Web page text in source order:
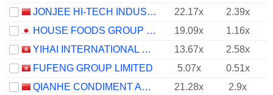
JONJEE HI-TECH INDUSTRIAL AND COMMERCIAL HOLDING CO.,LTD
22.17x
2.39x
HOUSE FOODS GROUP INC.
19.09x
1.16x
YIHAI INTERNATIONAL HOLDING LTD.
13.67x
2.58x
FUFENG GROUP LIMITED
5.07x
0.51x
QIANHE CONDIMENT AND FOOD CO., LTD.
21.28x
2.9x